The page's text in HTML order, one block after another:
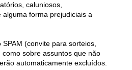
caluniosos,
alguma forma prejudiciais a
(convite para sorteios,
como sobre assuntos que não
automaticamente excluídos.